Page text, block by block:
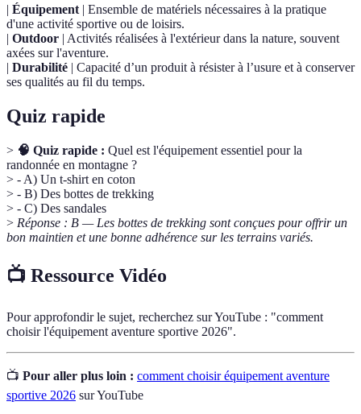
| Équipement | Ensemble de matériels nécessaires à la pratique
d'une activité sportive ou de loisirs.
| Outdoor | Activités réalisées à l'extérieur dans la nature, souvent
axées sur l'aventure.
| Durabilité | Capacité d’un produit à résister à l’usure et à conserver
ses qualités au fil du temps.
Quiz rapide
> 🧠 Quiz rapide : Quel est l'équipement essentiel pour la
randonnée en montagne ?
> - A) Un t-shirt en coton
> - B) Des bottes de trekking
> - C) Des sandales
> Réponse : B — Les bottes de trekking sont conçues pour offrir un
bon maintien et une bonne adhérence sur les terrains variés.
📺 Ressource Vidéo
Pour approfondir le sujet, recherchez sur YouTube : "comment
choisir l'équipement aventure sportive 2026".
📺 Pour aller plus loin : comment choisir équipement aventure
sportive 2026 sur YouTube